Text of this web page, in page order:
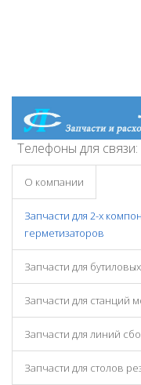
Телефоны для
О компании
Запчасти для 2-х
герметизаторов
Запчасти для
Запчасти для станций
Запчасти для линий
Запчасти для столов